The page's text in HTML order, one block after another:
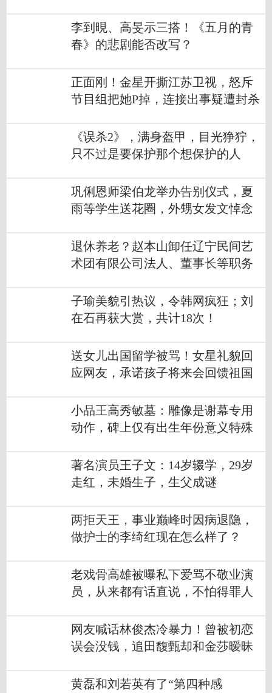
李到晛、高旻示三搭！《五月的青
春》的悲剧能否改写？
正面刚！金星开撕江苏卫视，怒斥
节目组把她P掉，连接出事疑遭封杀
《误杀2》，满身盔甲，目光狰狞，
只不过是要保护那个想保护的人
巩俐恩师梁伯龙举办告别仪式，夏
雨等学生送花圈，外甥女发文悼念
退休养老？赵本山卸任辽宁民间艺
术团有限公司法人、董事长等职务
子瑜美貌引热议，令韩网疯狂；刘
在石再获大赏，共计18次！
送女儿出国留学被骂！女星礼貌回
应网友，承诺孩子将来会回馈祖国
小品王高秀敏墓：雕像是谢幕专用
动作，碑上仅有出生年份意义特殊
著名演员王子文：14岁辍学，29岁
走红，未婚生子，生父成谜
两拒天王，事业巅峰时因病退隐，
做护士的李绮红现在怎么样了？
老戏骨高雄被曝私下爱骂不敬业演
员，从来都有话直说，不怕得罪人
网友喊话林俊杰冷暴力！曾被初恋
误会没钱，追田馥甄却和金莎暧昧
黄磊和刘若英有了“第四种感